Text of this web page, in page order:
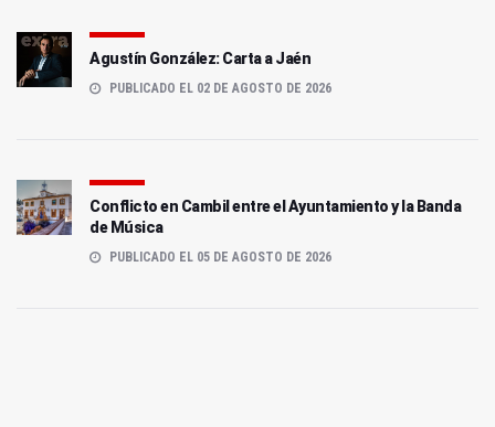
Agustín González: Carta a Jaén
PUBLICADO EL 02 DE AGOSTO DE 2026
Conflicto en Cambil entre el Ayuntamiento y la Banda
de Música
PUBLICADO EL 05 DE AGOSTO DE 2026